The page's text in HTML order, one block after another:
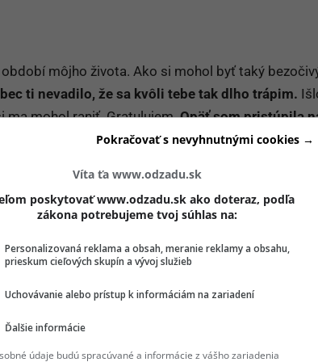
môjho života. Ako si mohol byť taký
ti nevadilo, že sa kvôli tebe tak dlho trápim.
ma mohol raniť. Gratulujem.Opäť som pristúpila
teba a o to, že ty si šťastný.
odporúčaní
Pridať ako preferovaný zdroj
Odzadu, odkaz sa otvorí v novom okne
len chvíľu myslela alebo nebodaj, aby som kvôli
nestalo, ale snažím sa veriť tomu, že sa to už
Víta ťa www.odzadu.sk
poskytovať www.odzadu.sk ako doteraz, podľa
zákona potrebujeme tvoj súhlas na:
Personalizovaná reklama a obsah, meranie reklamy a obsahu,
prieskum cieľových skupín a vývoj služieb
Uchovávanie alebo prístup k informáciám na zariadení
Ďalšie informácie
údaje budú spracúvané a informácie z vášho zariadenia
Pokračovať s nevyhnutnými cookies →